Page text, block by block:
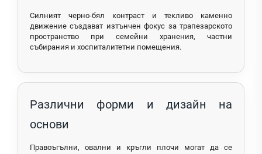
Силният черно-бял контраст и текливо каменно
движение създават изтънчен фокус за трапезарското
пространство при семейни хранения, частни
събирания и хоспиталитетни помещения.
Различни форми и дизайн на
основи
Правоъгълни, овални и кръгли плочи могат да се